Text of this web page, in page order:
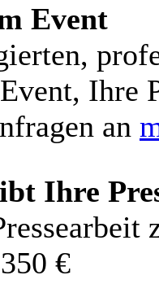
Event
Ihre
an
Ihre
€